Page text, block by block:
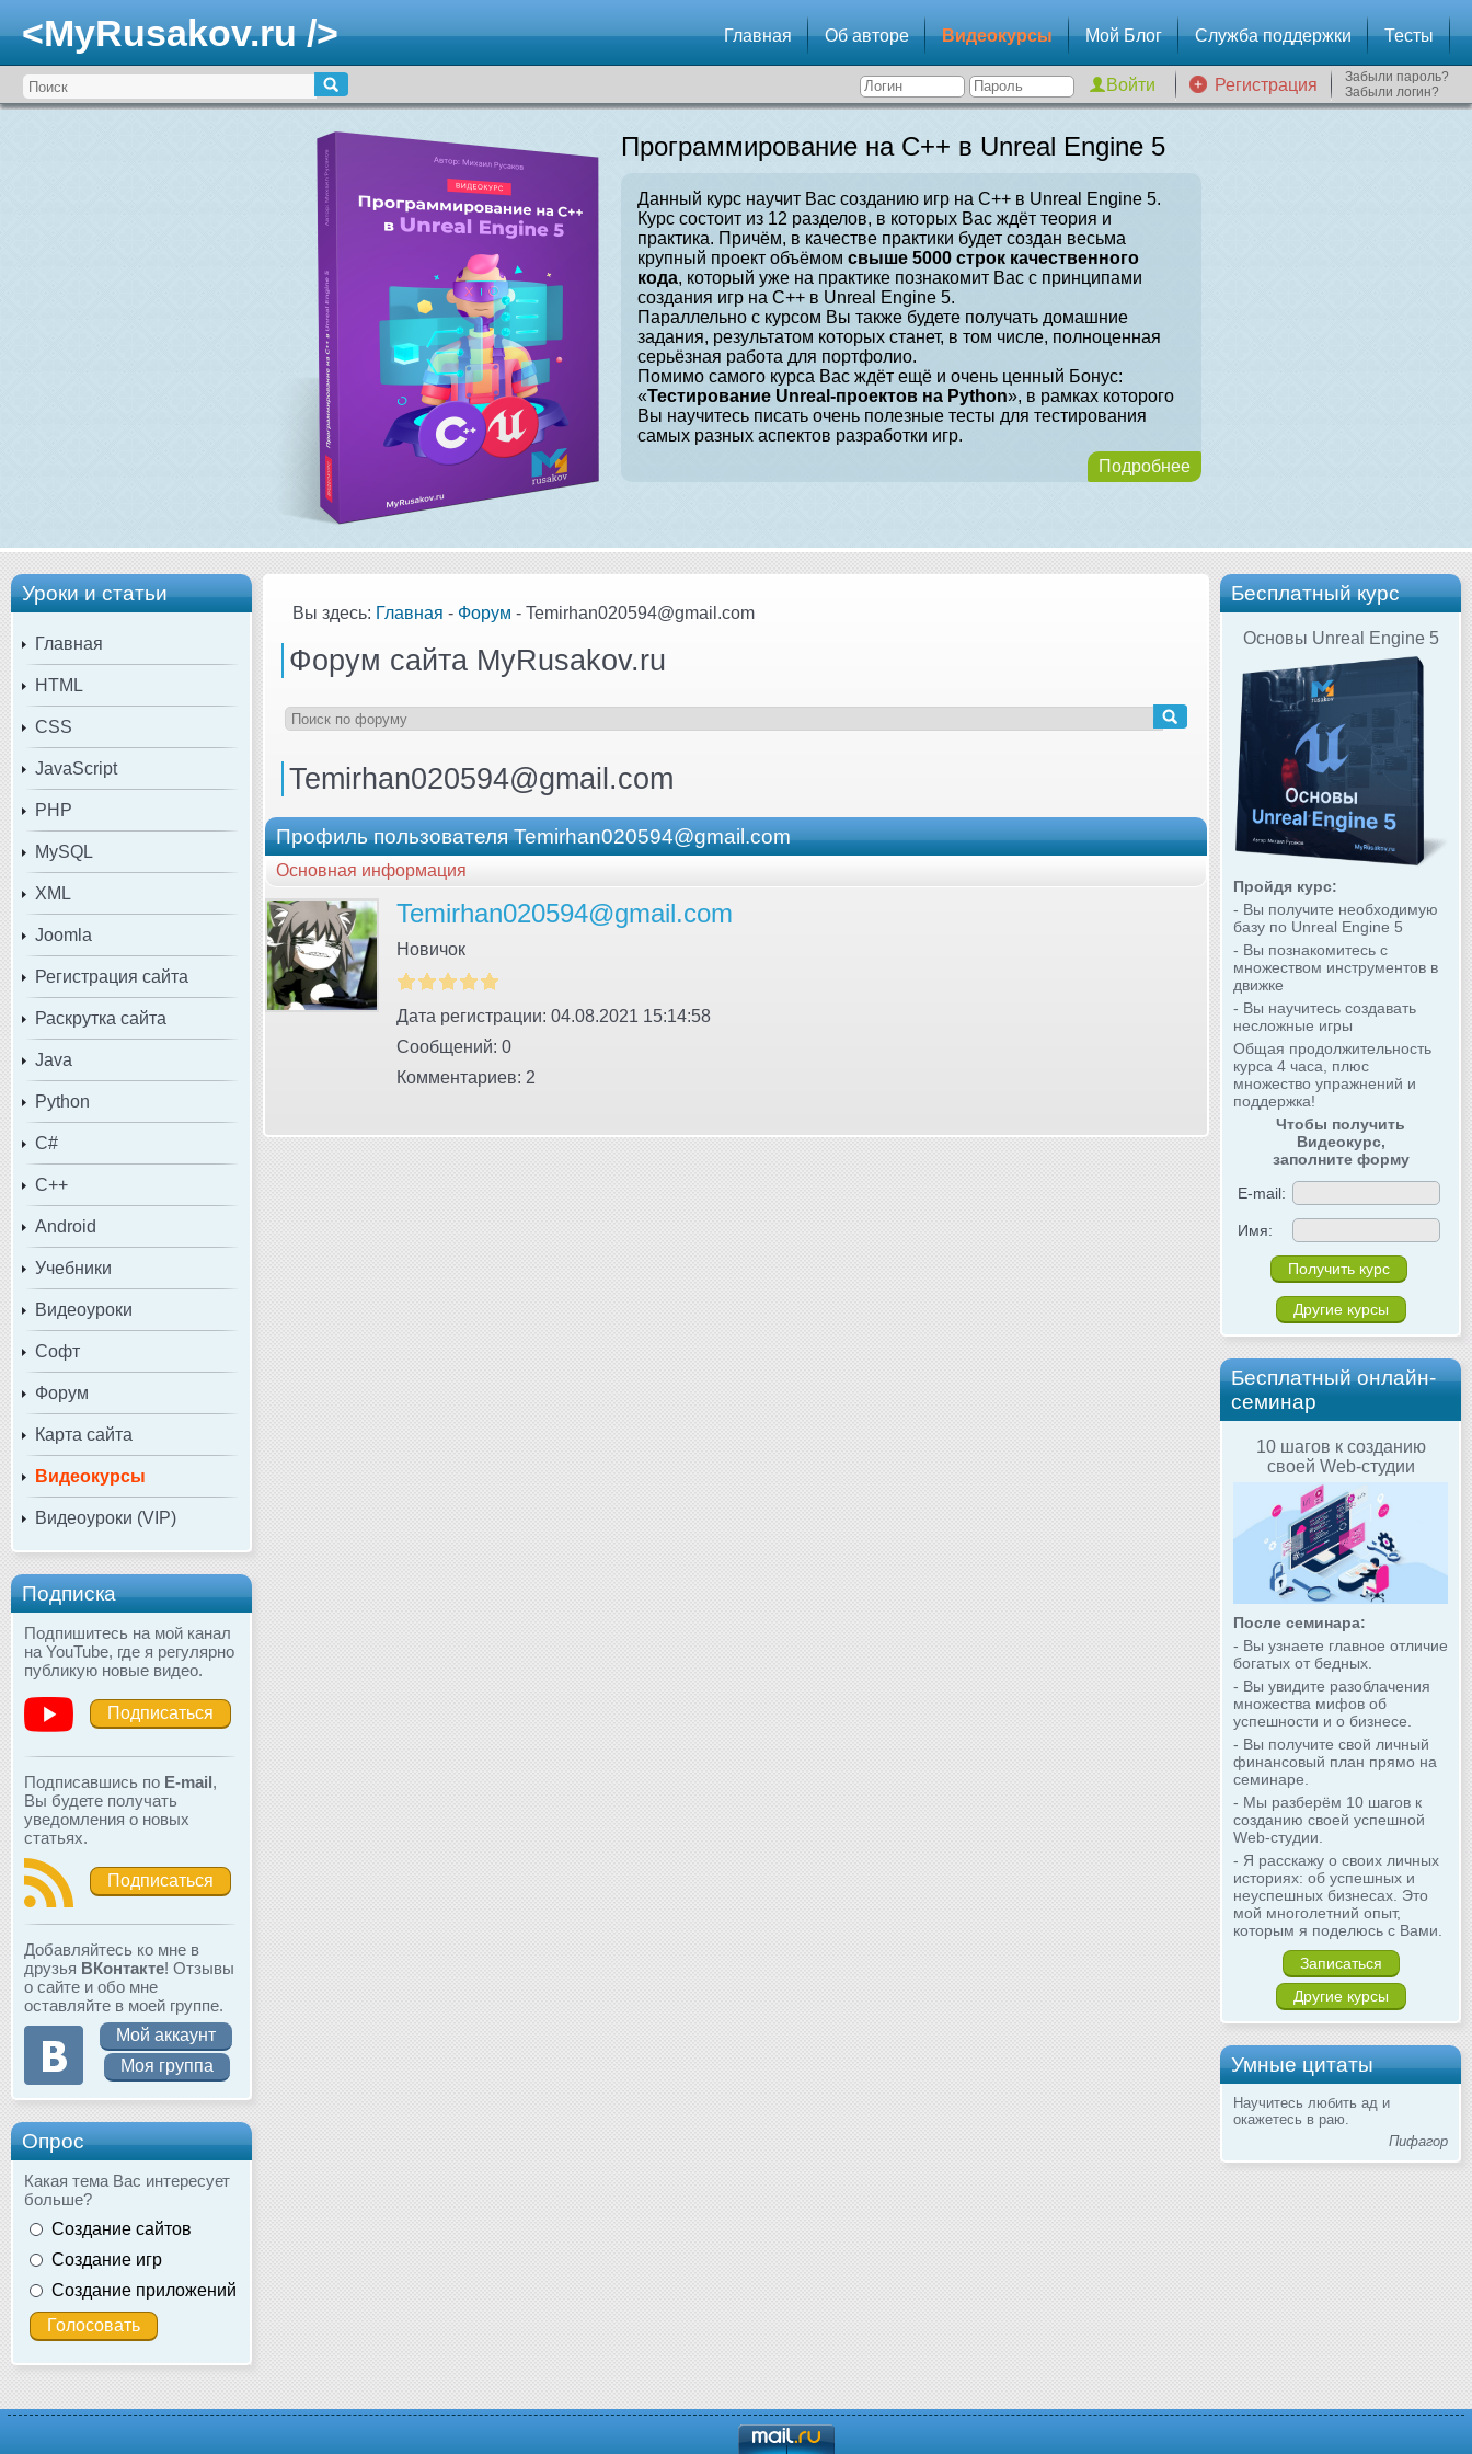
<MyRusakov.ru /> Главная Об авторе Видеокурсы Мой Блог Служба поддержки Тесты
Регистрация
Забыли пароль?
Забыли логин?
Программирование на C++ в Unreal Engine 5
Данный курс научит Вас созданию игр на C++ в Unreal Engine 5.
Курс состоит из 12 разделов, в которых Вас ждёт теория и
практика. Причём, в качестве практики будет создан весьма
крупный проект объёмом свыше 5000 строк качественного
кода, который уже на практике познакомит Вас с принципами
создания игр на C++ в Unreal Engine 5.
Параллельно с курсом Вы также будете получать домашние
задания, результатом которых станет, в том числе, полноценная
серьёзная работа для портфолио.
Помимо самого курса Вас ждёт ещё и очень ценный Бонус:
«Тестирование Unreal-проектов на Python», в рамках которого
Вы научитесь писать очень полезные тесты для тестирования
самых разных аспектов разработки игр.
Подробнее
Уроки и статьи
Главная
HTML
CSS
JavaScript
PHP
MySQL
XML
Joomla
Регистрация сайта
Раскрутка сайта
Java
Python
C#
C++
Android
Учебники
Видеоуроки
Софт
Форум
Карта сайта
Видеокурсы
Видеоуроки (VIP)
Подписка
Подпишитесь на мой канал
на YouTube, где я регулярно
публикую новые видео.
Подписаться
Подписавшись по E-mail,
Вы будете получать
уведомления о новых
статьях.
Подписаться
Добавляйтесь ко мне в
друзья ВКонтакте! Отзывы
о сайте и обо мне
оставляйте в моей группе.
Мой аккаунт
Моя группа
Опрос
Какая тема Вас интересует
больше?
Создание сайтов
Создание игр
Создание приложений
Бесплатный курс
Основы Unreal Engine 5
Пройдя курс:
- Вы получите необходимую
базу по Unreal Engine 5
- Вы познакомитесь с
множеством инструментов в
движке
- Вы научитесь создавать
несложные игры
Общая продолжительность
курса 4 часа, плюс
множество упражнений и
поддержка!
Чтобы получить
Видеокурс,
заполните форму
E-mail:
Имя:
Другие курсы
Бесплатный онлайн-
семинар
10 шагов к созданию
своей Web-студии
После семинара:
- Вы узнаете главное отличие
богатых от бедных.
- Вы увидите разоблачения
множества мифов об
успешности и о бизнесе.
- Вы получите свой личный
финансовый план прямо на
семинаре.
- Мы разберём 10 шагов к
созданию своей успешной
Web-студии.
- Я расскажу о своих личных
историях: об успешных и
неуспешных бизнесах. Это
мой многолетний опыт,
которым я поделюсь с Вами.
Записаться
Другие курсы
Умные цитаты
Научитесь любить ад и
окажетесь в раю.
Пифагор
Вы здесь: Главная - Форум - Temirhan020594@gmail.com
Форум сайта MyRusakov.ru
Temirhan020594@gmail.com
Профиль пользователя Temirhan020594@gmail.com
Основная информация
Temirhan020594@gmail.com
Новичок
Дата регистрации: 04.08.2021 15:14:58
Сообщений: 0
Комментариев: 2